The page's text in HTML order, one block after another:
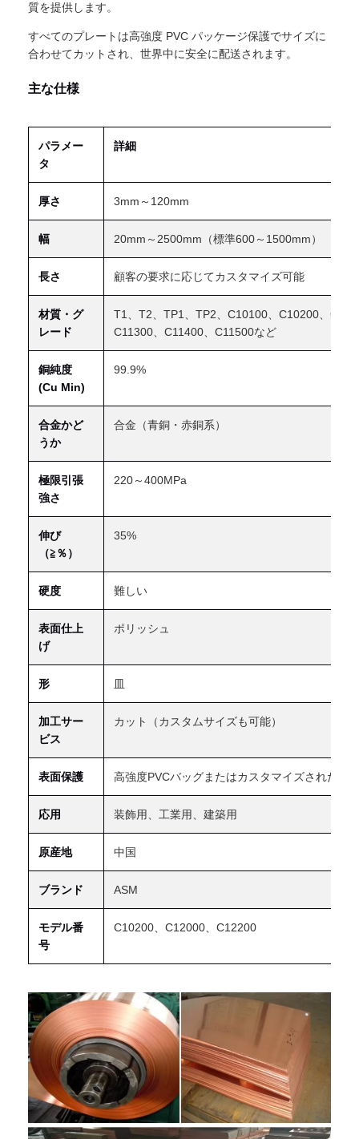
質を提供します。
すべてのプレートは高強度 PVC パッケージ保護でサイズに
合わせてカットされ、世界中に安全に配送されます。
主な仕様
パラメー
タ
詳細
厚さ 3mm～120mm
幅 20mm～2500mm（標準600～1500mm）
長さ 顧客の要求に応じてカスタマイズ可能
材質・グ
レード
T1、T2、TP1、TP2、C10100、C10200、
C11300、C11400、C11500など
銅純度
(Cu Min)
99.9%
合金かど
うか
合金（青銅・赤銅系）
極限引張
強さ
220～400MPa
伸び
（≧％）
35%
硬度 難しい
表面仕上
げ
ポリッシュ
形 皿
加工サー
ビス
カット（カスタムサイズも可能）
表面保護 高強度PVCバッグまたはカスタマイズされた
応用 装飾用、工業用、建築用
原産地 中国
ブランド ASM
モデル番
号
C10200、C12000、C12200